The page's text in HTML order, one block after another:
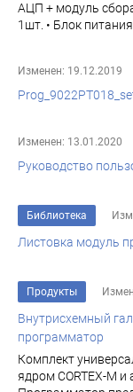
АЦП + модуль
1шт. • Блок питания...
Изменен: 19.12.2019
Изменен: 13.01.2020
Руководство
Библиотека
Листовка модуль
Продукты
Внутрисхемный
программатор
Комплект
ядром CORTEX-M